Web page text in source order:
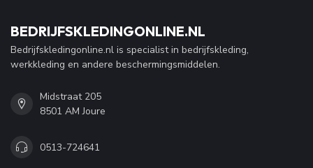
BEDRIJFSKLEDINGONLINE.NL
Bedrijfskledingonline.nl is specialist in bedrijfskleding,
werkkleding en andere beschermingsmiddelen.
Midstraat 205
8501 AM Joure
0513-724641